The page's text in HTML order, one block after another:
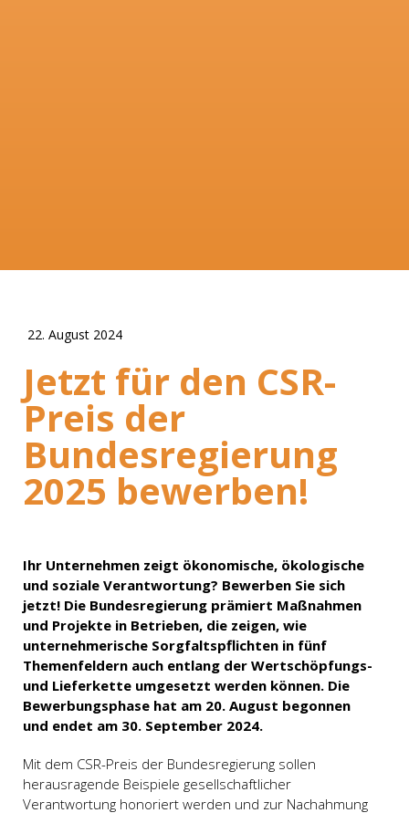
22. August 2024
Jetzt für den CSR-
Preis der
Bundesregierung
2025 bewerben!
Ihr Unternehmen zeigt ökonomische, ökologische
und soziale Verantwortung? Bewerben Sie sich
jetzt! Die Bundesregierung prämiert Maßnahmen
und Projekte in Betrieben, die zeigen, wie
unternehmerische Sorgfaltspflichten in fünf
Themenfeldern auch entlang der Wertschöpfungs-
und Lieferkette umgesetzt werden können. Die
Bewerbungsphase hat am 20. August begonnen
und endet am 30. September 2024.
Mit dem CSR-Preis der Bundesregierung sollen
herausragende Beispiele gesellschaftlicher
Verantwortung honoriert werden und zur Nachahmung